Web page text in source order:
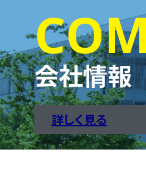
会社情報
詳しく見る